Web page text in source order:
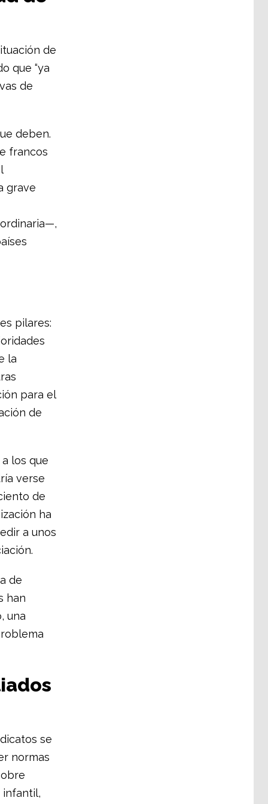
de
que “ya
de
deben.
francos
grave
pilares:
la
para el
de
los que
verse
de
ha
a unos
de
han
una
se
normas
infantil,